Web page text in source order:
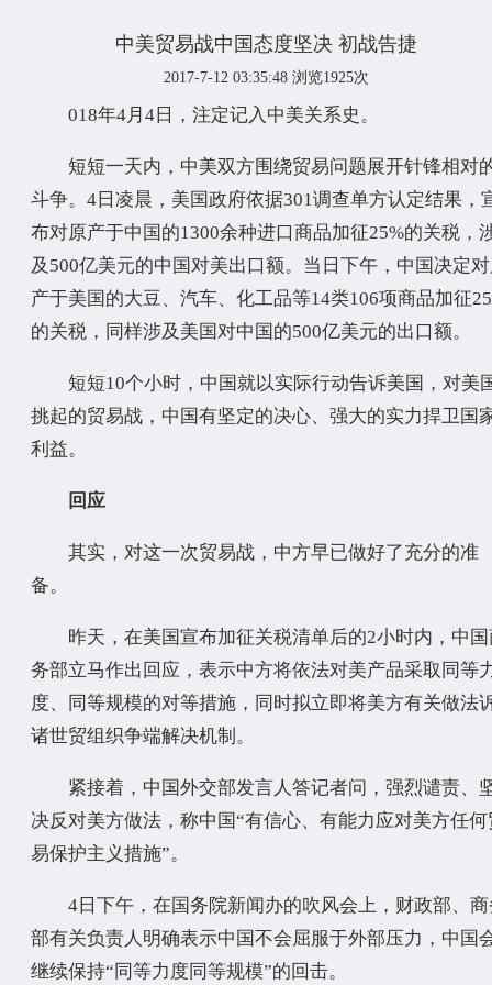
中美贸易战中国态度坚决 初战告捷
2017-7-12 03:35:48 浏览1925次
018年4月4日，注定记入中美关系史。
短短一天内，中美双方围绕贸易问题展开针锋相对
斗争。4日凌晨，美国政府依据301调查单方认定结果，
布对原产于中国的1300余种进口商品加征25%的关税，
及500亿美元的中国对美出口额。当日下午，中国决定
产于美国的大豆、汽车、化工品等14类106项商品加征
的关税，同样涉及美国对中国的500亿美元的出口额。
短短10个小时，中国就以实际行动告诉美国，对美
挑起的贸易战，中国有坚定的决心、强大的实力捍卫国
利益。
回应
其实，对这一次贸易战，中方早已做好了充分的准
备。
昨天，在美国宣布加征关税清单后的2小时内，中
务部立马作出回应，表示中方将依法对美产品采取同等
度、同等规模的对等措施，同时拟立即将美方有关做法
诸世贸组织争端解决机制。
紧接着，中国外交部发言人答记者问，强烈谴责、
决反对美方做法，称中国“有信心、有能力应对美方任何
易保护主义措施”。
4日下午，在国务院新闻办的吹风会上，财政部、
部有关负责人明确表示中国不会屈服于外部压力，中国
继续保持“同等力度同等规模”的回击。